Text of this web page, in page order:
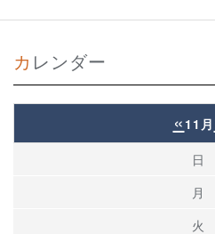
カレンダー
« 11月
日
月
火